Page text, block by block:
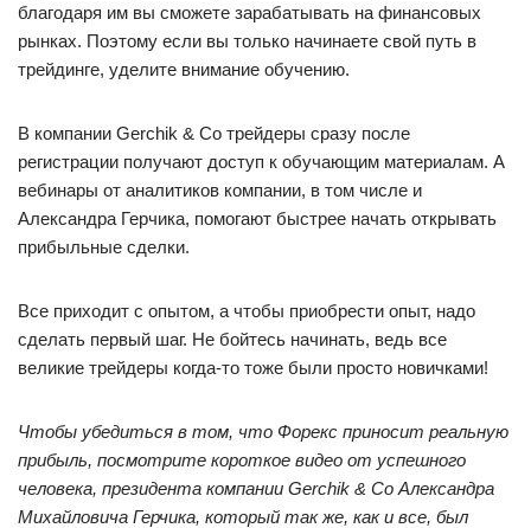
благодаря им вы сможете зарабатывать на финансовых
рынках. Поэтому если вы только начинаете свой путь в
трейдинге, уделите внимание обучению.
В компании Gerchik & Co трейдеры сразу после
регистрации получают доступ к обучающим материалам. А
вебинары от аналитиков компании, в том числе и
Александра Герчика, помогают быстрее начать открывать
прибыльные сделки.
Все приходит с опытом, а чтобы приобрести опыт, надо
сделать первый шаг. Не бойтесь начинать, ведь все
великие трейдеры когда-то тоже были просто новичками!
Чтобы убедиться в том, что Форекс приносит реальную
прибыль, посмотрите короткое видео от успешного
человека, президента компании Gerchik & Co Александра
Михайловича Герчика, который так же, как и все, был